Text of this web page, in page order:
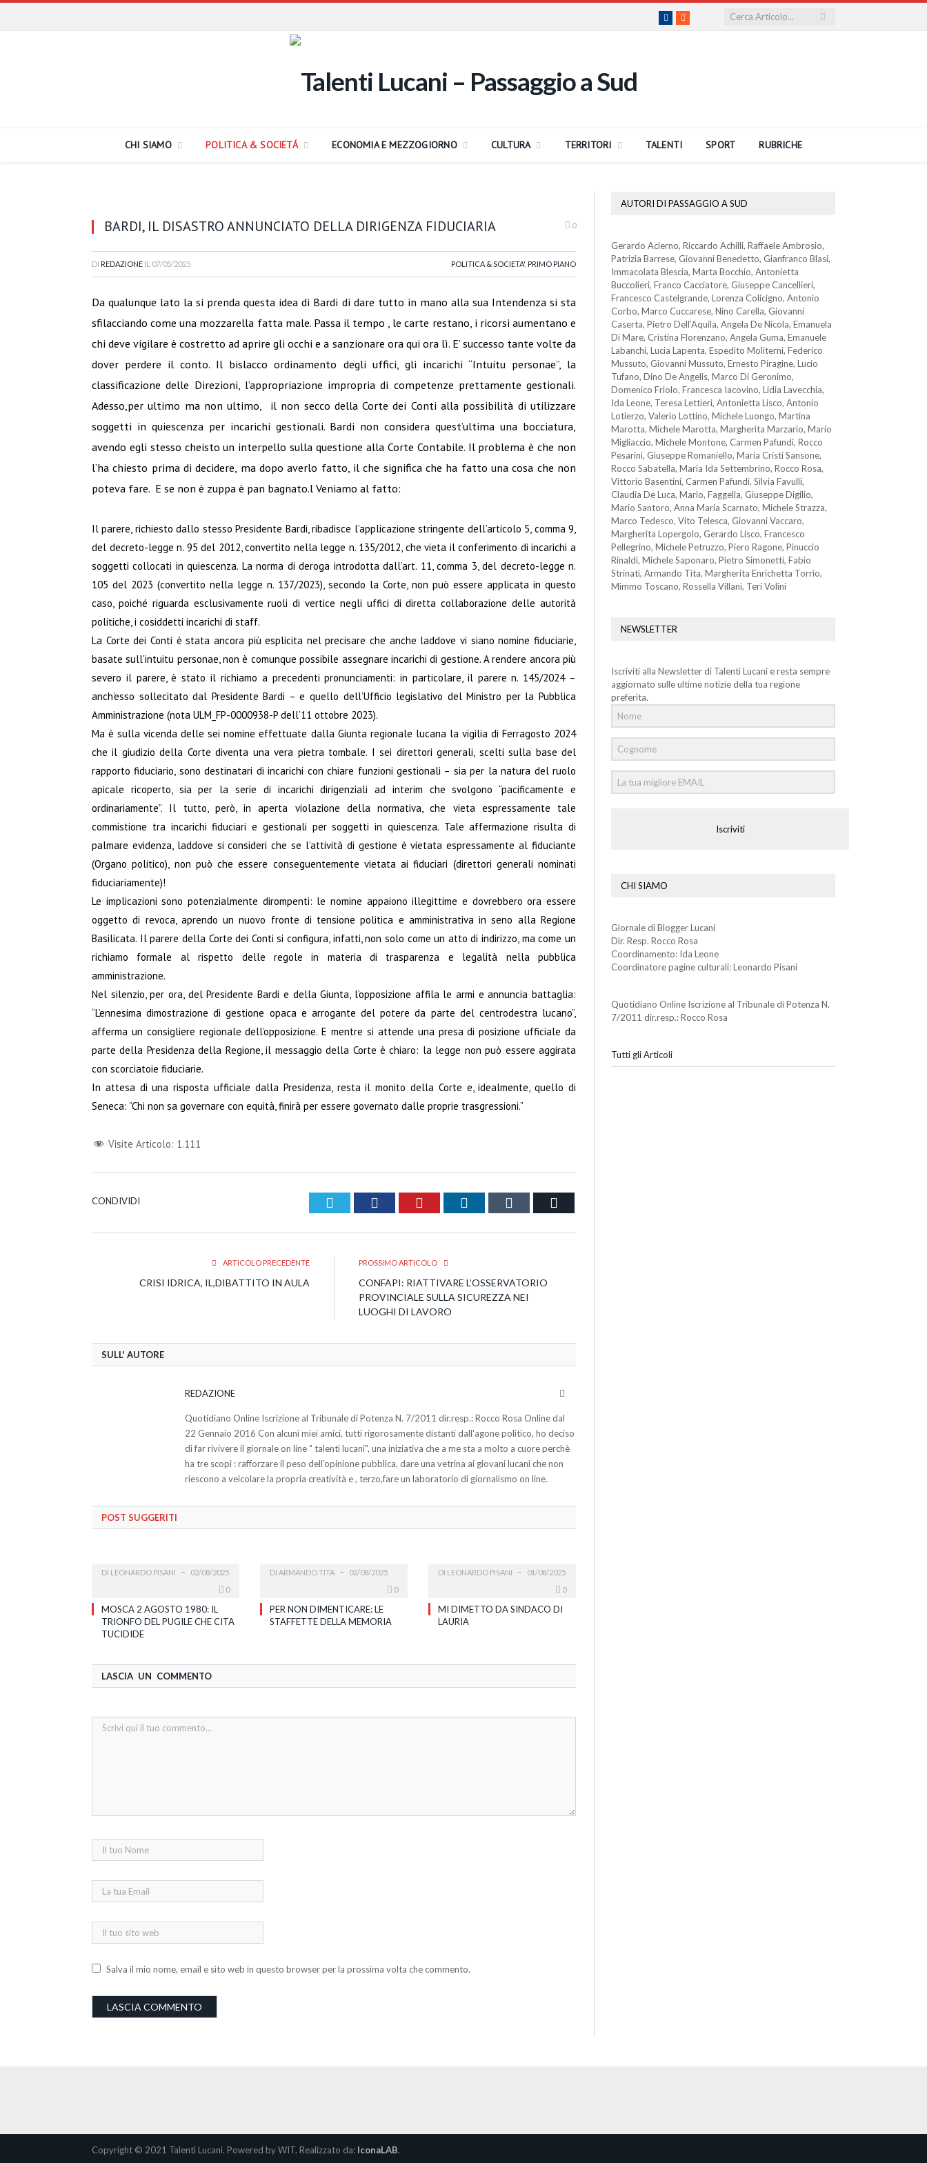
Facebook
RSS
CHI SIAMO POLITICA & SOCIETÁ ECONOMIA E MEZZOGIORNO CULTURA TERRITORI TALENTI SPORT RUBRICHE
BARDI, IL DISASTRO ANNUNCIATO DELLA DIRIGENZA FIDUCIARIA 0
DI REDAZIONE IL 07/05/2025 POLITICA & SOCIETA' PRIMO PIANO
Da qualunque lato la si prenda questa idea di Bardi di dare tutto in mano alla sua Intendenza si sta
sfilacciando come una mozzarella fatta male. Passa il tempo , le carte restano, i ricorsi aumentano e
chi deve vigilare è costretto ad aprire gli occhi e a sanzionare ora qui ora lì. E’ successo tante volte da
dover perdere il conto. Il bislacco ordinamento degli uffici, gli incarichi “Intuitu personae”, la
classificazione delle Direzioni, l’appropriazione impropria di competenze prettamente gestionali.
Adesso,per ultimo ma non ultimo, il non secco della Corte dei Conti alla possibilità di utilizzare
soggetti in quiescenza per incarichi gestionali. Bardi non considera quest’ultima una bocciatura,
avendo egli stesso cheisto un interpello sulla questione alla Corte Contabile. Il problema è che non
l’ha chiesto prima di decidere, ma dopo averlo fatto, il che significa che ha fatto una cosa che non
poteva fare. E se non è zuppa è pan bagnato.l Veniamo al fatto:
Il parere, richiesto dallo stesso Presidente Bardi, ribadisce l’applicazione stringente dell’articolo 5, comma 9,
del decreto-legge n. 95 del 2012, convertito nella legge n. 135/2012, che vieta il conferimento di incarichi a
soggetti collocati in quiescenza. La norma di deroga introdotta dall’art. 11, comma 3, del decreto-legge n.
105 del 2023 (convertito nella legge n. 137/2023), secondo la Corte, non può essere applicata in questo
caso, poiché riguarda esclusivamente ruoli di vertice negli uffici di diretta collaborazione delle autorità
politiche, i cosiddetti incarichi di staff.
La Corte dei Conti è stata ancora più esplicita nel precisare che anche laddove vi siano nomine fiduciarie,
basate sull’intuitu personae, non è comunque possibile assegnare incarichi di gestione. A rendere ancora più
severo il parere, è stato il richiamo a precedenti pronunciamenti: in particolare, il parere n. 145/2024 –
anch’esso sollecitato dal Presidente Bardi – e quello dell’Ufficio legislativo del Ministro per la Pubblica
Amministrazione (nota ULM_FP-0000938-P dell’11 ottobre 2023).
Ma è sulla vicenda delle sei nomine effettuate dalla Giunta regionale lucana la vigilia di Ferragosto 2024
che il giudizio della Corte diventa una vera pietra tombale. I sei direttori generali, scelti sulla base del
rapporto fiduciario, sono destinatari di incarichi con chiare funzioni gestionali – sia per la natura del ruolo
apicale ricoperto, sia per la serie di incarichi dirigenziali ad interim che svolgono “pacificamente e
ordinariamente”. Il tutto, però, in aperta violazione della normativa, che vieta espressamente tale
commistione tra incarichi fiduciari e gestionali per soggetti in quiescenza. Tale affermazione risulta di
palmare evidenza, laddove si consideri che se l’attività di gestione è vietata espressamente al fiduciante
(Organo politico), non può che essere conseguentemente vietata ai fiduciari (direttori generali nominati
fiduciariamente)!
Le implicazioni sono potenzialmente dirompenti: le nomine appaiono illegittime e dovrebbero ora essere
oggetto di revoca, aprendo un nuovo fronte di tensione politica e amministrativa in seno alla Regione
Basilicata. Il parere della Corte dei Conti si configura, infatti, non solo come un atto di indirizzo, ma come un
richiamo formale al rispetto delle regole in materia di trasparenza e legalità nella pubblica
amministrazione.
Nel silenzio, per ora, del Presidente Bardi e della Giunta, l’opposizione affila le armi e annuncia battaglia:
“L’ennesima dimostrazione di gestione opaca e arrogante del potere da parte del centrodestra lucano”,
afferma un consigliere regionale dell’opposizione. E mentre si attende una presa di posizione ufficiale da
parte della Presidenza della Regione, il messaggio della Corte è chiaro: la legge non può essere aggirata
con scorciatoie fiduciarie.
In attesa di una risposta ufficiale dalla Presidenza, resta il monito della Corte e, idealmente, quello di
Seneca: “Chi non sa governare con equità, finirà per essere governato dalle proprie trasgressioni.”
Visite Articolo: 1.111
CONDIVIDI Twitter Facebook Pinterest LinkedIn Tumblr
ARTICOLO PRECEDENTE
CRISI IDRICA, IL,DIBATTITO IN AULA
PROSSIMO ARTICOLO
CONFAPI: RIATTIVARE L’OSSERVATORIO
PROVINCIALE SULLA SICUREZZA NEI
LUOGHI DI LAVORO
SULL' AUTORE
REDAZIONE
Quotidiano Online Iscrizione al Tribunale di Potenza N. 7/2011 dir.resp.: Rocco Rosa Online dal
22 Gennaio 2016 Con alcuni miei amici, tutti rigorosamente distanti dall'agone politico, ho deciso
di far rivivere il giornale on line " talenti lucani", una iniziativa che a me sta a molto a cuore perchè
ha tre scopi : rafforzare il peso dell'opinione pubblica, dare una vetrina ai giovani lucani che non
riescono a veicolare la propria creatività e , terzo,fare un laboratorio di giornalismo on line.
POST SUGGERITI
DI LEONARDO PISANI
02/08/2025
0
MOSCA 2 AGOSTO 1980: IL
TRIONFO DEL PUGILE CHE CITA
TUCIDIDE
DI ARMANDO TITA
02/08/2025
0
PER NON DIMENTICARE: LE
STAFFETTE DELLA MEMORIA
DI LEONARDO PISANI
01/08/2025
0
MI DIMETTO DA SINDACO DI
LAURIA
LASCIA UN COMMENTO
Salva il mio nome, email e sito web in questo browser per la prossima volta che commento.
AUTORI DI PASSAGGIO A SUD
Gerardo Acierno, Riccardo Achilli, Raffaele Ambrosio,
Patrizia Barrese, Giovanni Benedetto, Gianfranco Blasi,
Immacolata Blescia, Marta Bocchio, Antonietta
Buccolieri, Franco Cacciatore, Giuseppe Cancellieri,
Francesco Castelgrande, Lorenza Colicigno, Antonio
Corbo, Marco Cuccarese, Nino Carella, Giovanni
Caserta, Pietro Dell’Aquila, Angela De Nicola, Emanuela
Di Mare, Cristina Florenzano, Angela Guma, Emanuele
Labanchi, Lucia Lapenta, Espedito Moliterni, Federico
Mussuto, Giovanni Mussuto, Ernesto Piragine, Lucio
Tufano, Dino De Angelis, Marco Di Geronimo,
Domenico Friolo, Francesca Iacovino, Lidia Lavecchia,
Ida Leone, Teresa Lettieri, Antonietta Lisco, Antonio
Lotierzo, Valerio Lottino, Michele Luongo, Martina
Marotta, Michele Marotta, Margherita Marzario, Mario
Migliaccio, Michele Montone, Carmen Pafundi, Rocco
Pesarini, Giuseppe Romaniello, Maria Cristi Sansone,
Rocco Sabatella, Maria Ida Settembrino, Rocco Rosa,
Vittorio Basentini, Carmen Pafundi, Silvia Favulli,
Claudia De Luca, Mario, Faggella, Giuseppe Digilio,
Mario Santoro, Anna Maria Scarnato, Michele Strazza,
Marco Tedesco, Vito Telesca, Giovanni Vaccaro,
Margherita Lopergolo, Gerardo Lisco, Francesco
Pellegrino, Michele Petruzzo, Piero Ragone, Pinuccio
Rinaldi, Michele Saponaro, Pietro Simonetti, Fabio
Strinati, Armando Tita, Margherita Enrichetta Torrio,
Mimmo Toscano, Rossella Villani, Teri Volini
NEWSLETTER
Iscriviti alla Newsletter di Talenti Lucani e resta sempre
aggiornato sulle ultime notizie della tua regione
preferita.
Iscriviti
CHI SIAMO
Giornale di Blogger Lucani
Dir. Resp. Rocco Rosa
Coordinamento: Ida Leone
Coordinatore pagine culturali: Leonardo Pisani
Quotidiano Online Iscrizione al Tribunale di Potenza N.
7/2011 dir.resp.: Rocco Rosa
Tutti gli Articoli
Copyright © 2021 Talenti Lucani. Powered by WIT. Realizzato da: IconaLAB.